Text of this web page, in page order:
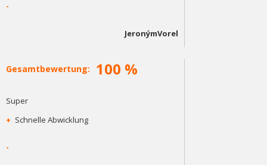
-
JeronýmVorel
Gesamtbewertung: 100 %
Super
+ Schnelle Abwicklung
-